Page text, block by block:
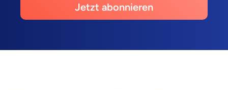
Jetzt abonnieren